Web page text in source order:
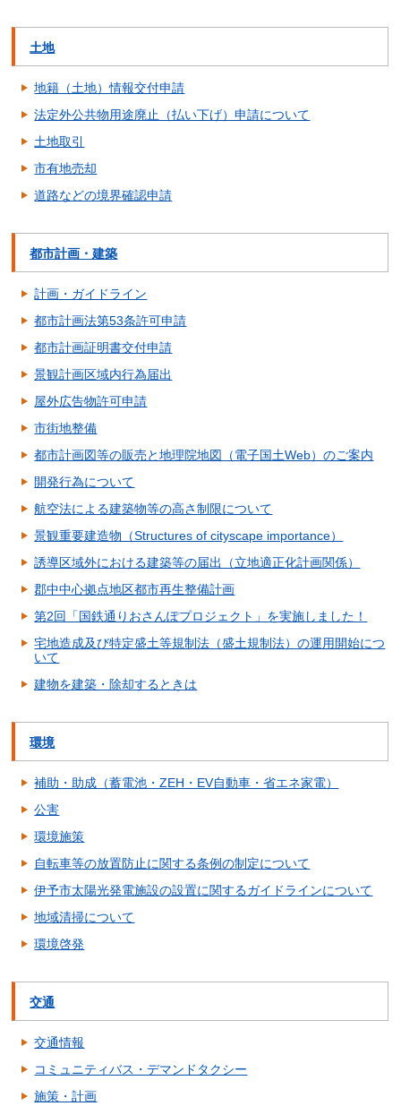
土地
地籍（土地）情報交付申請
法定外公共物用途廃止（払い下げ）申請について
土地取引
市有地売却
道路などの境界確認申請
都市計画・建築
計画・ガイドライン
都市計画法第53条許可申請
都市計画証明書交付申請
景観計画区域内行為届出
屋外広告物許可申請
市街地整備
都市計画図等の販売と地理院地図（電子国土Web）のご案内
開発行為について
航空法による建築物等の高さ制限について
景観重要建造物（Structures of cityscape importance）
誘導区域外における建築等の届出（立地適正化計画関係）
郡中中心拠点地区都市再生整備計画
第2回「国鉄通りおさんぽプロジェクト」を実施しました！
宅地造成及び特定盛土等規制法（盛土規制法）の運用開始につ
いて
建物を建築・除却するときは
環境
補助・助成（蓄電池・ZEH・EV自動車・省エネ家電）
公害
環境施策
自転車等の放置防止に関する条例の制定について
伊予市太陽光発電施設の設置に関するガイドラインについて
地域清掃について
環境啓発
交通
交通情報
コミュニティバス・デマンドタクシー
施策・計画